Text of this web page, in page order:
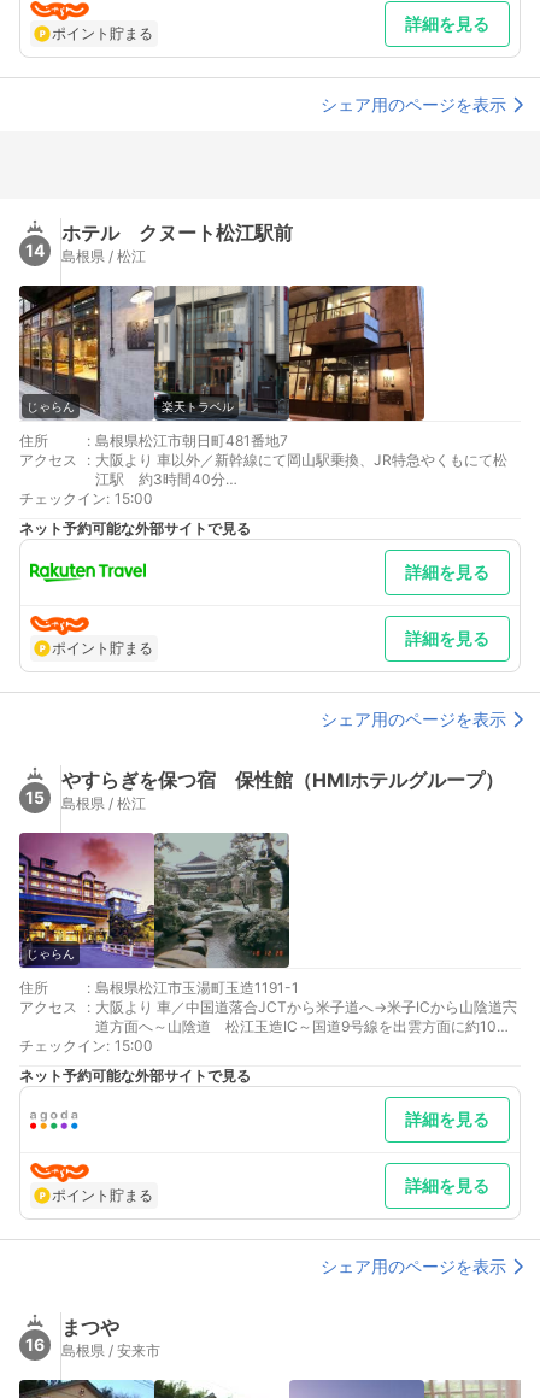
普通車1台・＠800円（税込）バイク…有料（1泊・1台・＠550円
（税込）トラック・バスの場合はご相談ください。
ポイント貯まる 詳細を見る
シェア用のページを表示
14
ホテル クヌート松江駅前
島根県 / 松江
じゃらん 楽天トラベル
住所 : 島根県松江市朝日町481番地7
アクセス
: 大阪より 車以外／新幹線にて岡山駅乗換、JR特急やくもにて松
江駅 約3時間40分
東京より 車以外／出雲空港よりリムジンバス30分、米子空港よ
り同45分
最寄り駅１ 松江
補足 車／近隣のコインパーキングをご利用下さいませ。 半径
100ｍ以内に複数ございます。 ※18時以降だとどこも満車にな
る恐れがあります ※提携等一切しておりませんので自己負担
チェックイン: 15:00
ネット予約可能な外部サイトで見る
詳細を見る
ポイント貯まる 詳細を見る
シェア用のページを表示
15
やすらぎを保つ宿 保性館（HMIホテルグループ）
島根県 / 松江
じゃらん
住所 : 島根県松江市玉湯町玉造1191-1
アクセス
: 大阪より 車／中国道落合JCTから米子道へ→米子ICから山陰道宍
道方面へ～山陰道 松江玉造IC～国道9号線を出雲方面に約10分
車以外／JR岡山駅より山陰本線 玉造温泉駅下車 タクシーにて
約10分
広島より 車／国道54号線を北上 木次から山陰道で松江方面へ
～山陰道 松江玉造IC～国道9号線を出雲方面に約10分 車以外／
JR岡山駅より山陰本線 玉造温泉駅下車 タクシーにて約10分
補足 車／駐車場：乗用車100台/大型バス5台まで無料でご利用い
チェックイン: 15:00
ネット予約可能な外部サイトで見る
詳細を見る
ポイント貯まる 詳細を見る
シェア用のページを表示
16
まつや
島根県 / 安来市